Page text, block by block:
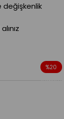
değişkenlik
%20
İndirim